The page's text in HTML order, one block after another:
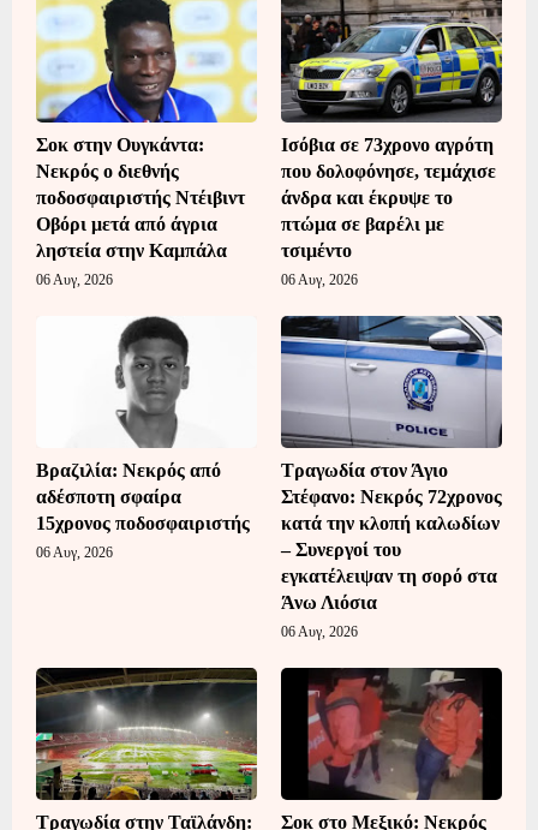
Σοκ στην Ουγκάντα:
Νεκρός ο διεθνής
ποδοσφαιριστής Ντέιβιντ
Οβόρι μετά από άγρια
ληστεία στην Καμπάλα
06 Αυγ, 2026
Ισόβια σε 73χρονο αγρότη
που δολοφόνησε, τεμάχισε
άνδρα και έκρυψε το
πτώμα σε βαρέλι με
τσιμέντο
06 Αυγ, 2026
Βραζιλία: Νεκρός από
αδέσποτη σφαίρα
15χρονος ποδοσφαιριστής
06 Αυγ, 2026
Τραγωδία στον Άγιο
Στέφανο: Νεκρός 72χρονος
κατά την κλοπή καλωδίων
– Συνεργοί του
εγκατέλειψαν τη σορό στα
Άνω Λιόσια
06 Αυγ, 2026
Τραγωδία στην Ταϊλάνδη: Σοκ στο Μεξικό: Νεκρός